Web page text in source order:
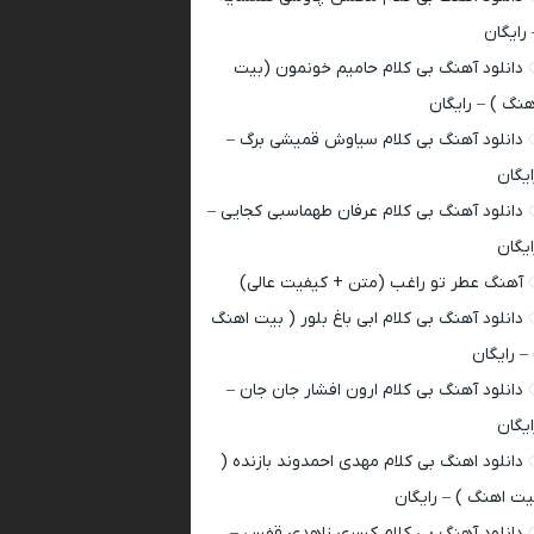
رایگان
دانلود آهنگ بی کلام حامیم خونمون (بیت
) – رایگان
دانلود آهنگ بی کلام سیاوش قمیشی برگ –
دانلود آهنگ بی کلام عرفان طهماسبی کجایی –
آهنگ عطر تو راغب (متن + کیفیت عالی)
دانلود آهنگ بی کلام ابی باغ بلور ( بیت اهنگ
– رایگان
دانلود آهنگ بی کلام ارون افشار جان جان –
دانلود اهنگ بی کلام مهدی احمدوند بازنده (
اهنگ ) – رایگان